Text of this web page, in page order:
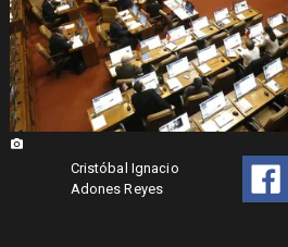
Cristóbal Ignacio
Adones Reyes